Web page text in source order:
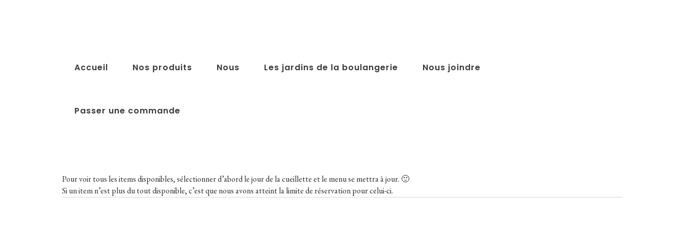
Accueil Nos produits Nous Les jardins de la boulangerie Nous joindre
Passer une commande
Pour voir tous les items disponibles, sélectionner d’abord le jour de la cueillette et le menu se mettra à jour. 🙂
Si un item n’est plus du tout disponible, c’est que nous avons atteint la limite de réservation pour celui-ci.